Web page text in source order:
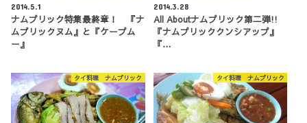
2014.5.1
ナムプリック特集最終章！ 『ナ
ムプリックヌム』と『ケープム
ー』
2014.3.28
All Aboutナムプリック第二弾!!
『ナムプリッククンシアップ』
『…
タイ料理 ナムプリック タイ料理 ナムプリック